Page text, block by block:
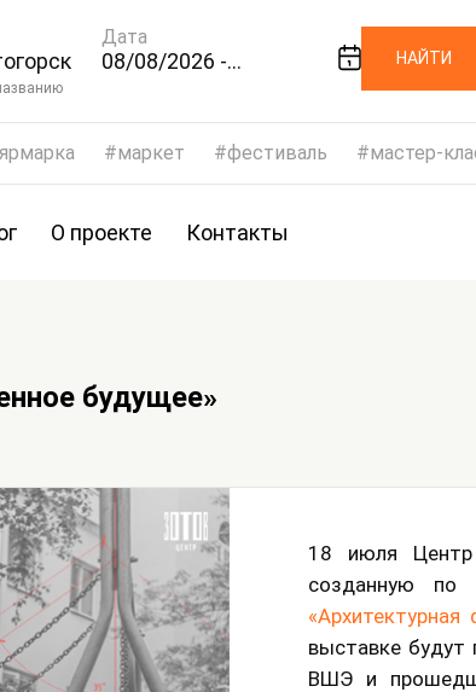
Дата
08/08/2026 -
по названию
НАЙТИ
ярмарка маркет фестиваль мастер-
О проекте Контакты
будущее»
18 июля Центр
созданную по
выставке
ВШЭ и